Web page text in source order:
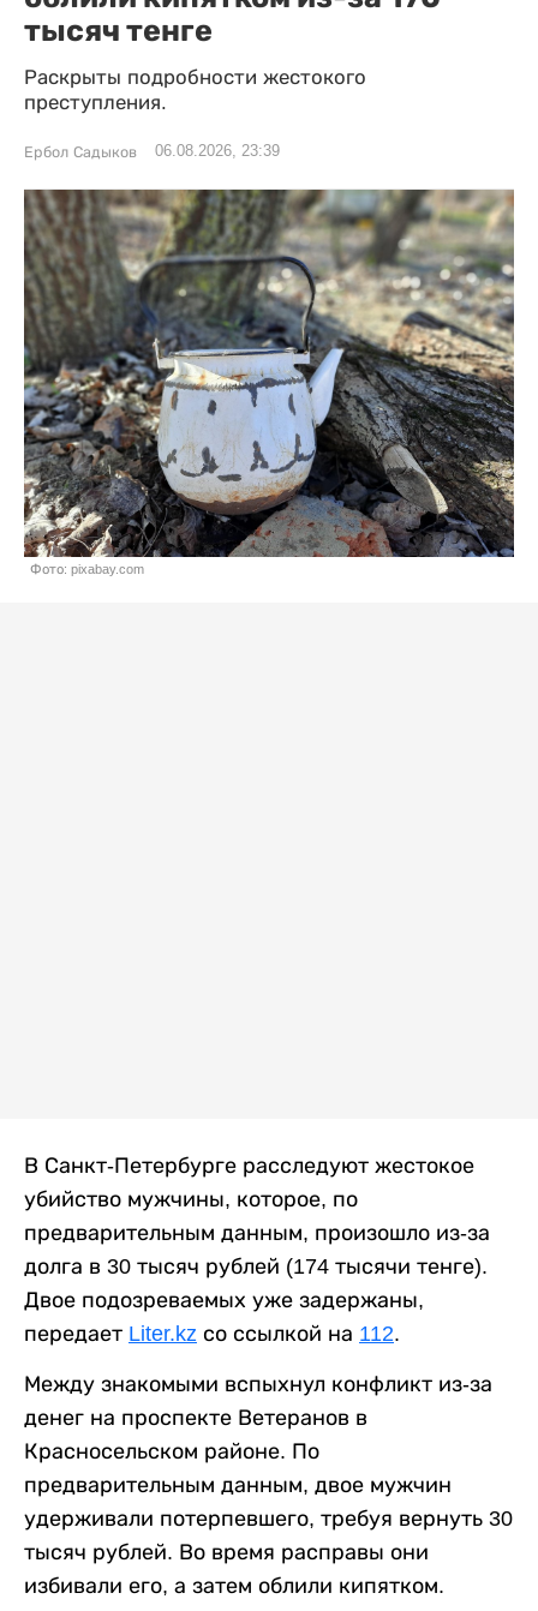
тысяч тенге
Раскрыты подробности жестокого
преступления.
Ербол Садыков 06.08.2026, 23:39
Фото: pixabay.com
В Санкт-Петербурге расследуют жестокое
убийство мужчины, которое, по
предварительным данным, произошло из-за
долга в 30 тысяч рублей (174 тысячи тенге).
Двое подозреваемых уже задержаны,
передает Liter.kz со ссылкой на 112.
Между знакомыми вспыхнул конфликт из-за
денег на проспекте Ветеранов в
Красносельском районе. По
предварительным данным, двое мужчин
удерживали потерпевшего, требуя вернуть 30
тысяч рублей. Во время расправы они
избивали его, а затем облили кипятком.